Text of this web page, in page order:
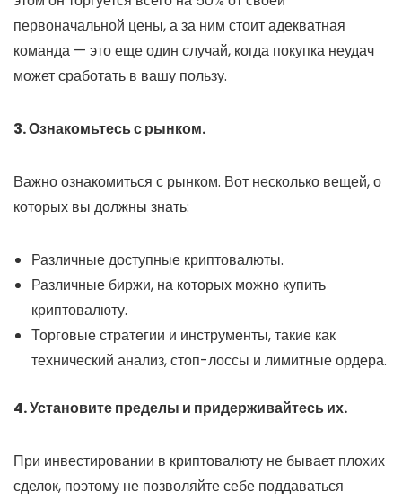
первоначальной цены, а за ним стоит адекватная
команда — это еще один случай, когда покупка неудач
может сработать в вашу пользу.
3. Ознакомьтесь с рынком.
Важно ознакомиться с рынком. Вот несколько вещей, о
которых вы должны знать:
Различные доступные криптовалюты.
Различные биржи, на которых можно купить
криптовалюту.
Торговые стратегии и инструменты, такие как
технический анализ, стоп-лоссы и лимитные ордера.
4. Установите пределы и придерживайтесь их.
При инвестировании в криптовалюту не бывает плохих
сделок, поэтому не позволяйте себе поддаваться